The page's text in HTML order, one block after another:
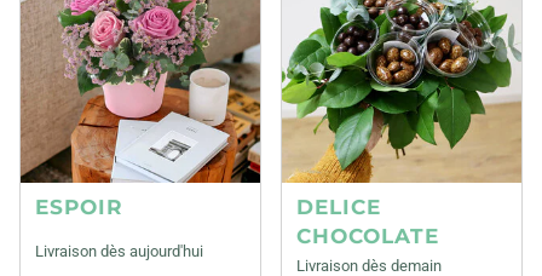
ESPOIR
Livraison dès aujourd'hui
DELICE
CHOCOLATE
Livraison dès demain